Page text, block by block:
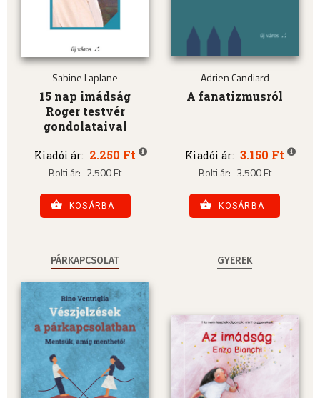
Sabine Laplane
15 nap imádság
Roger testvér
gondolataival
Kiadói ár: 2.250 Ft
Bolti ár: 2.500 Ft
KOSÁRBA
Adrien Candiard
A fanatizmusról
Kiadói ár: 3.150 Ft
Bolti ár: 3.500 Ft
KOSÁRBA
PÁRKAPCSOLAT GYEREK